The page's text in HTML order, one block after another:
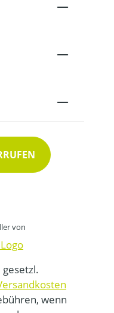
von
wenn